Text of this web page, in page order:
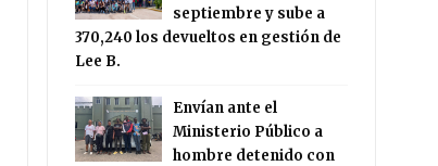
septiembre y sube a
370,240 los devueltos en gestión de
Lee B.
Envían ante el
Ministerio Público a
hombre detenido con